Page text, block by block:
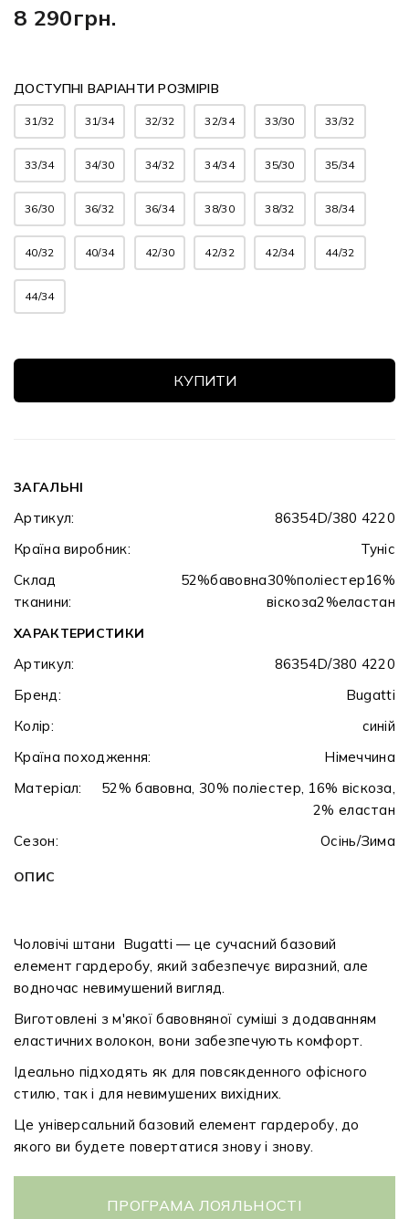
8 290грн.
ДОСТУПНІ ВАРІАНТИ РОЗМІРІВ
31/32 31/34 32/32 32/34 33/30 33/32
33/34 34/30 34/32 34/34 35/30 35/34
36/30 36/32 36/34 38/30 38/32 38/34
40/32 40/34 42/30 42/32 42/34 44/32
44/34
КУПИТИ
ЗАГАЛЬНІ
Артикул:
86354D/380 4220
Країна виробник:
Туніс
Склад
тканини:
52%бавовна30%поліестер16%
віскоза2%еластан
ХАРАКТЕРИСТИКИ
Артикул:
86354D/380 4220
Бренд:
Bugatti
Колір:
синій
Країна походження:
Німеччина
Матеріал:
52% бавовна, 30% поліестер, 16% віскоза,
2% еластан
Сезон:
Осінь/Зима
ОПИС
Чоловічі штани Bugatti — це сучасний базовий
елемент гардеробу, який забезпечує виразний, але
водночас невимушений вигляд.
Виготовлені з м'якої бавовняної суміші з додаванням
еластичних волокон, вони забезпечують комфорт.
Ідеально підходять як для повсякденного офісного
стилю, так і для невимушених вихідних.
Це універсальний базовий елемент гардеробу, до
якого ви будете повертатися знову і знову.
ПРОГРАМА ЛОЯЛЬНОСТІ